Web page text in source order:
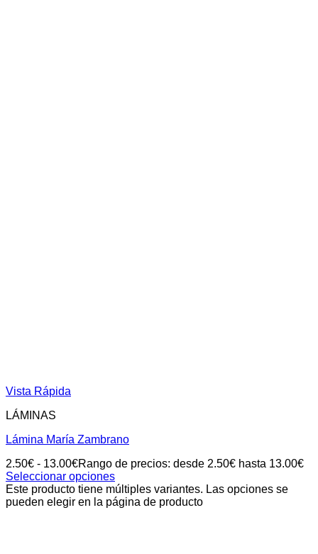
Vista Rápida
LÁMINAS
Lámina María Zambrano
2.50€ - 13.00€Rango de precios: desde 2.50€ hasta 13.00€
Seleccionar opciones
Este producto tiene múltiples variantes. Las opciones se
pueden elegir en la página de producto